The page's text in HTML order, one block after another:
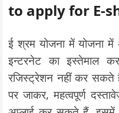
to apply for E-
ई श्रम योजना में योजना
इन्टरनेट का इस्तेमाल
रजिस्ट्रेशन नहीं कर सकते
पर जाकर, महत्वपूर्ण